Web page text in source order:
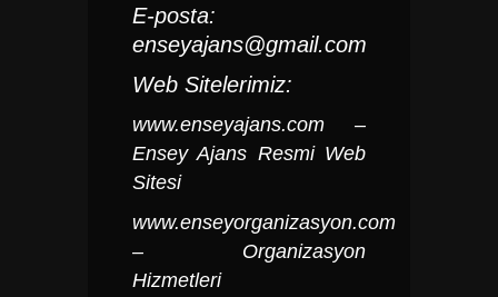
E-posta:
enseyajans@gmail.com
Web Sitelerimiz:
www.enseyajans.com –
Ensey Ajans Resmi Web
Sitesi
www.enseyorganizasyon.com
– Organizasyon
Hizmetleri